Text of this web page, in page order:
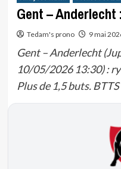
Gent –
Tedam's prono 9 mai
Gent – Anderlecht
10/05/2026 13:30) :
Plus de 1,5 buts.